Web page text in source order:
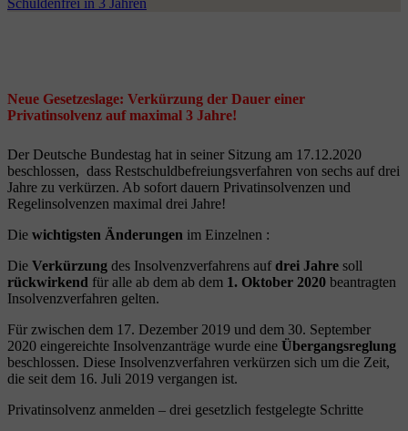
Schuldenfrei in 3 Jahren
Neue Gesetzeslage: Verkürzung der Dauer einer
Privatinsolvenz auf maximal 3 Jahre!
Der Deutsche Bundestag hat in seiner Sitzung am 17.12.2020
beschlossen, dass Restschuldbefreiungsverfahren von sechs auf drei
Jahre zu verkürzen. Ab sofort dauern Privatinsolvenzen und
Regelinsolvenzen maximal drei Jahre!
Die wichtigsten Änderungen im Einzelnen :
Die Verkürzung des Insolvenzverfahrens aufdrei Jahre soll
rückwirkend für alle ab dem ab dem 1. Oktober 2020 beantragten
Insolvenzverfahren gelten.
Für zwischen dem 17. Dezember 2019 und dem 30. September
2020 eingereichte Insolvenzanträge wurde eine Übergangsreglung
beschlossen. Diese Insolvenzverfahren verkürzen sich um die Zeit,
die seit dem 16. Juli 2019 vergangen ist.
Privatinsolvenz anmelden – drei gesetzlich festgelegte Schritte